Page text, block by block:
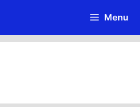
Menu